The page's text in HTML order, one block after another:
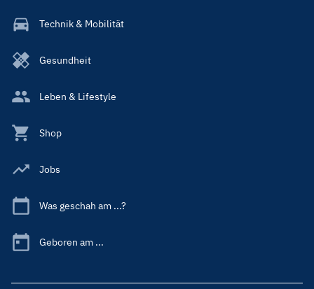
Technik & Mobilität
Gesundheit
Leben & Lifestyle
Shop
Jobs
Was geschah am ...?
Geboren am ...